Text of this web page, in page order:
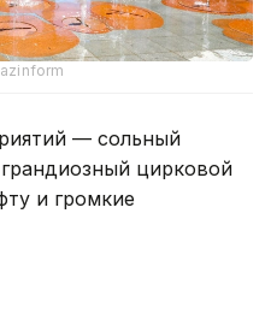
— сольный
цирковой
и громкие